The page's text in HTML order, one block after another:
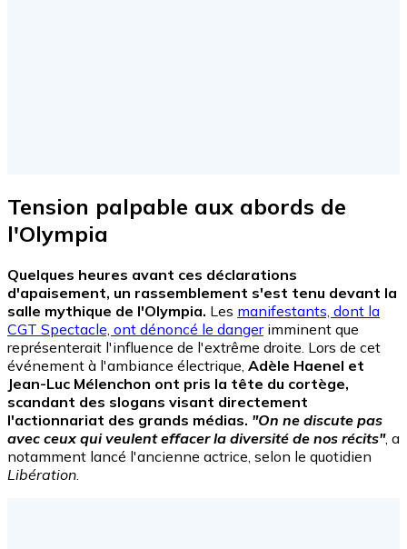
Tension palpable aux abords de
l'Olympia
Quelques heures avant ces déclarations
d'apaisement, un rassemblement s'est tenu devant la
salle mythique de l'Olympia. Les manifestants, dont la
CGT Spectacle, ont dénoncé le dangerimminent que
représenterait l'influence de l'extrême droite. Lors de cet
événement à l'ambiance électrique, Adèle Haenel et
Jean-Luc Mélenchon ont pris la tête du cortège,
scandant des slogans visant directement
l'actionnariat des grands médias. "On ne discute pas
avec ceux qui veulent effacer la diversité de nos récits", a
notamment lancé l'ancienne actrice, selon le quotidien
Libération.